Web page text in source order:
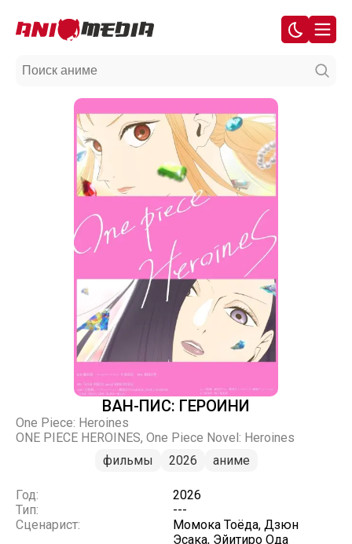
ВАН-ПИС: ГЕРОИНИ
One Piece: Heroines
ONE PIECE HEROINES, One Piece Novel: Heroines
фильмы
2026 аниме
Год:
2026
Тип:
---
Сценарист:
Момока Тоёда, Дзюн
Эсака, Эйитиро Ода